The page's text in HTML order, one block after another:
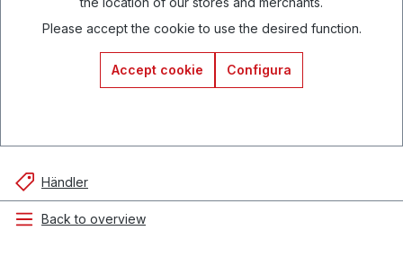
Please accept the cookie to use the desired function.
Accept cookie Configura
Händler
Back to overview